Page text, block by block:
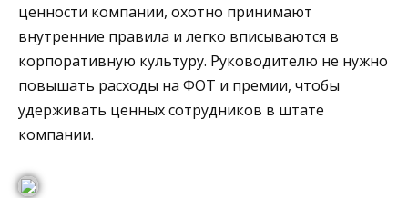
ценности компании, охотно принимают
внутренние правила и легко вписываются в
корпоративную культуру. Руководителю не нужно
повышать расходы на ФОТ и премии, чтобы
удерживать ценных сотрудников в штате
компании.